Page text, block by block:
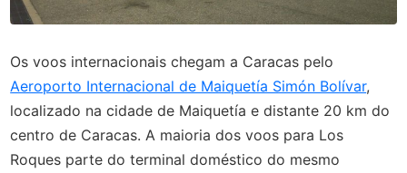
Os voos internacionais chegam a Caracas pelo
Aeroporto Internacional de Maiquetía Simón Bolívar,
localizado na cidade de Maiquetía e distante 20 km do
centro de Caracas. A maioria dos voos para Los
Roques parte do terminal doméstico do mesmo